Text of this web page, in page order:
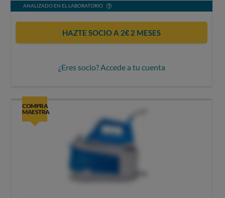
ANALIZADO EN EL LABORATORIO
HAZTE SOCIO A 2€ 2 MESES
¿Eres socio? Accede a tu cuenta
COMPRA
MAESTRA